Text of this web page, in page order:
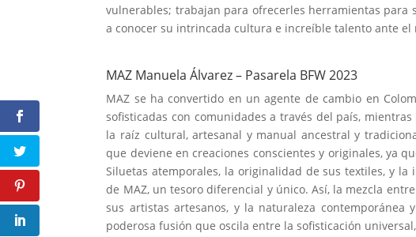
vulnerables; trabajan para ofrecerles herramientas
a conocer su intrincada cultura e increíble talento ante
MAZ Manuela Álvarez – Pasarela BFW 2023
MAZ se ha convertido en un agente de cambio en
sofisticadas con comunidades a través del país,
la raíz cultural, artesanal y manual ancestral y
que deviene en creaciones conscientes y originales, ya
Siluetas atemporales, la originalidad de sus textiles, y
de MAZ, un tesoro diferencial y único. Así, la mezcla
sus artistas artesanos, y la naturaleza
poderosa fusión que oscila entre la sofisticación